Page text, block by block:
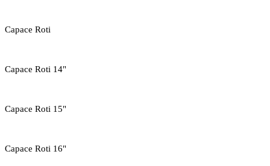
Capace Roti
Capace Roti 14"
Capace Roti 15"
Capace Roti 16"